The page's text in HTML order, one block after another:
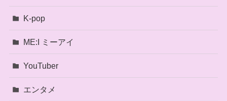
K-pop
ME:I ミーアイ
YouTuber
エンタメ